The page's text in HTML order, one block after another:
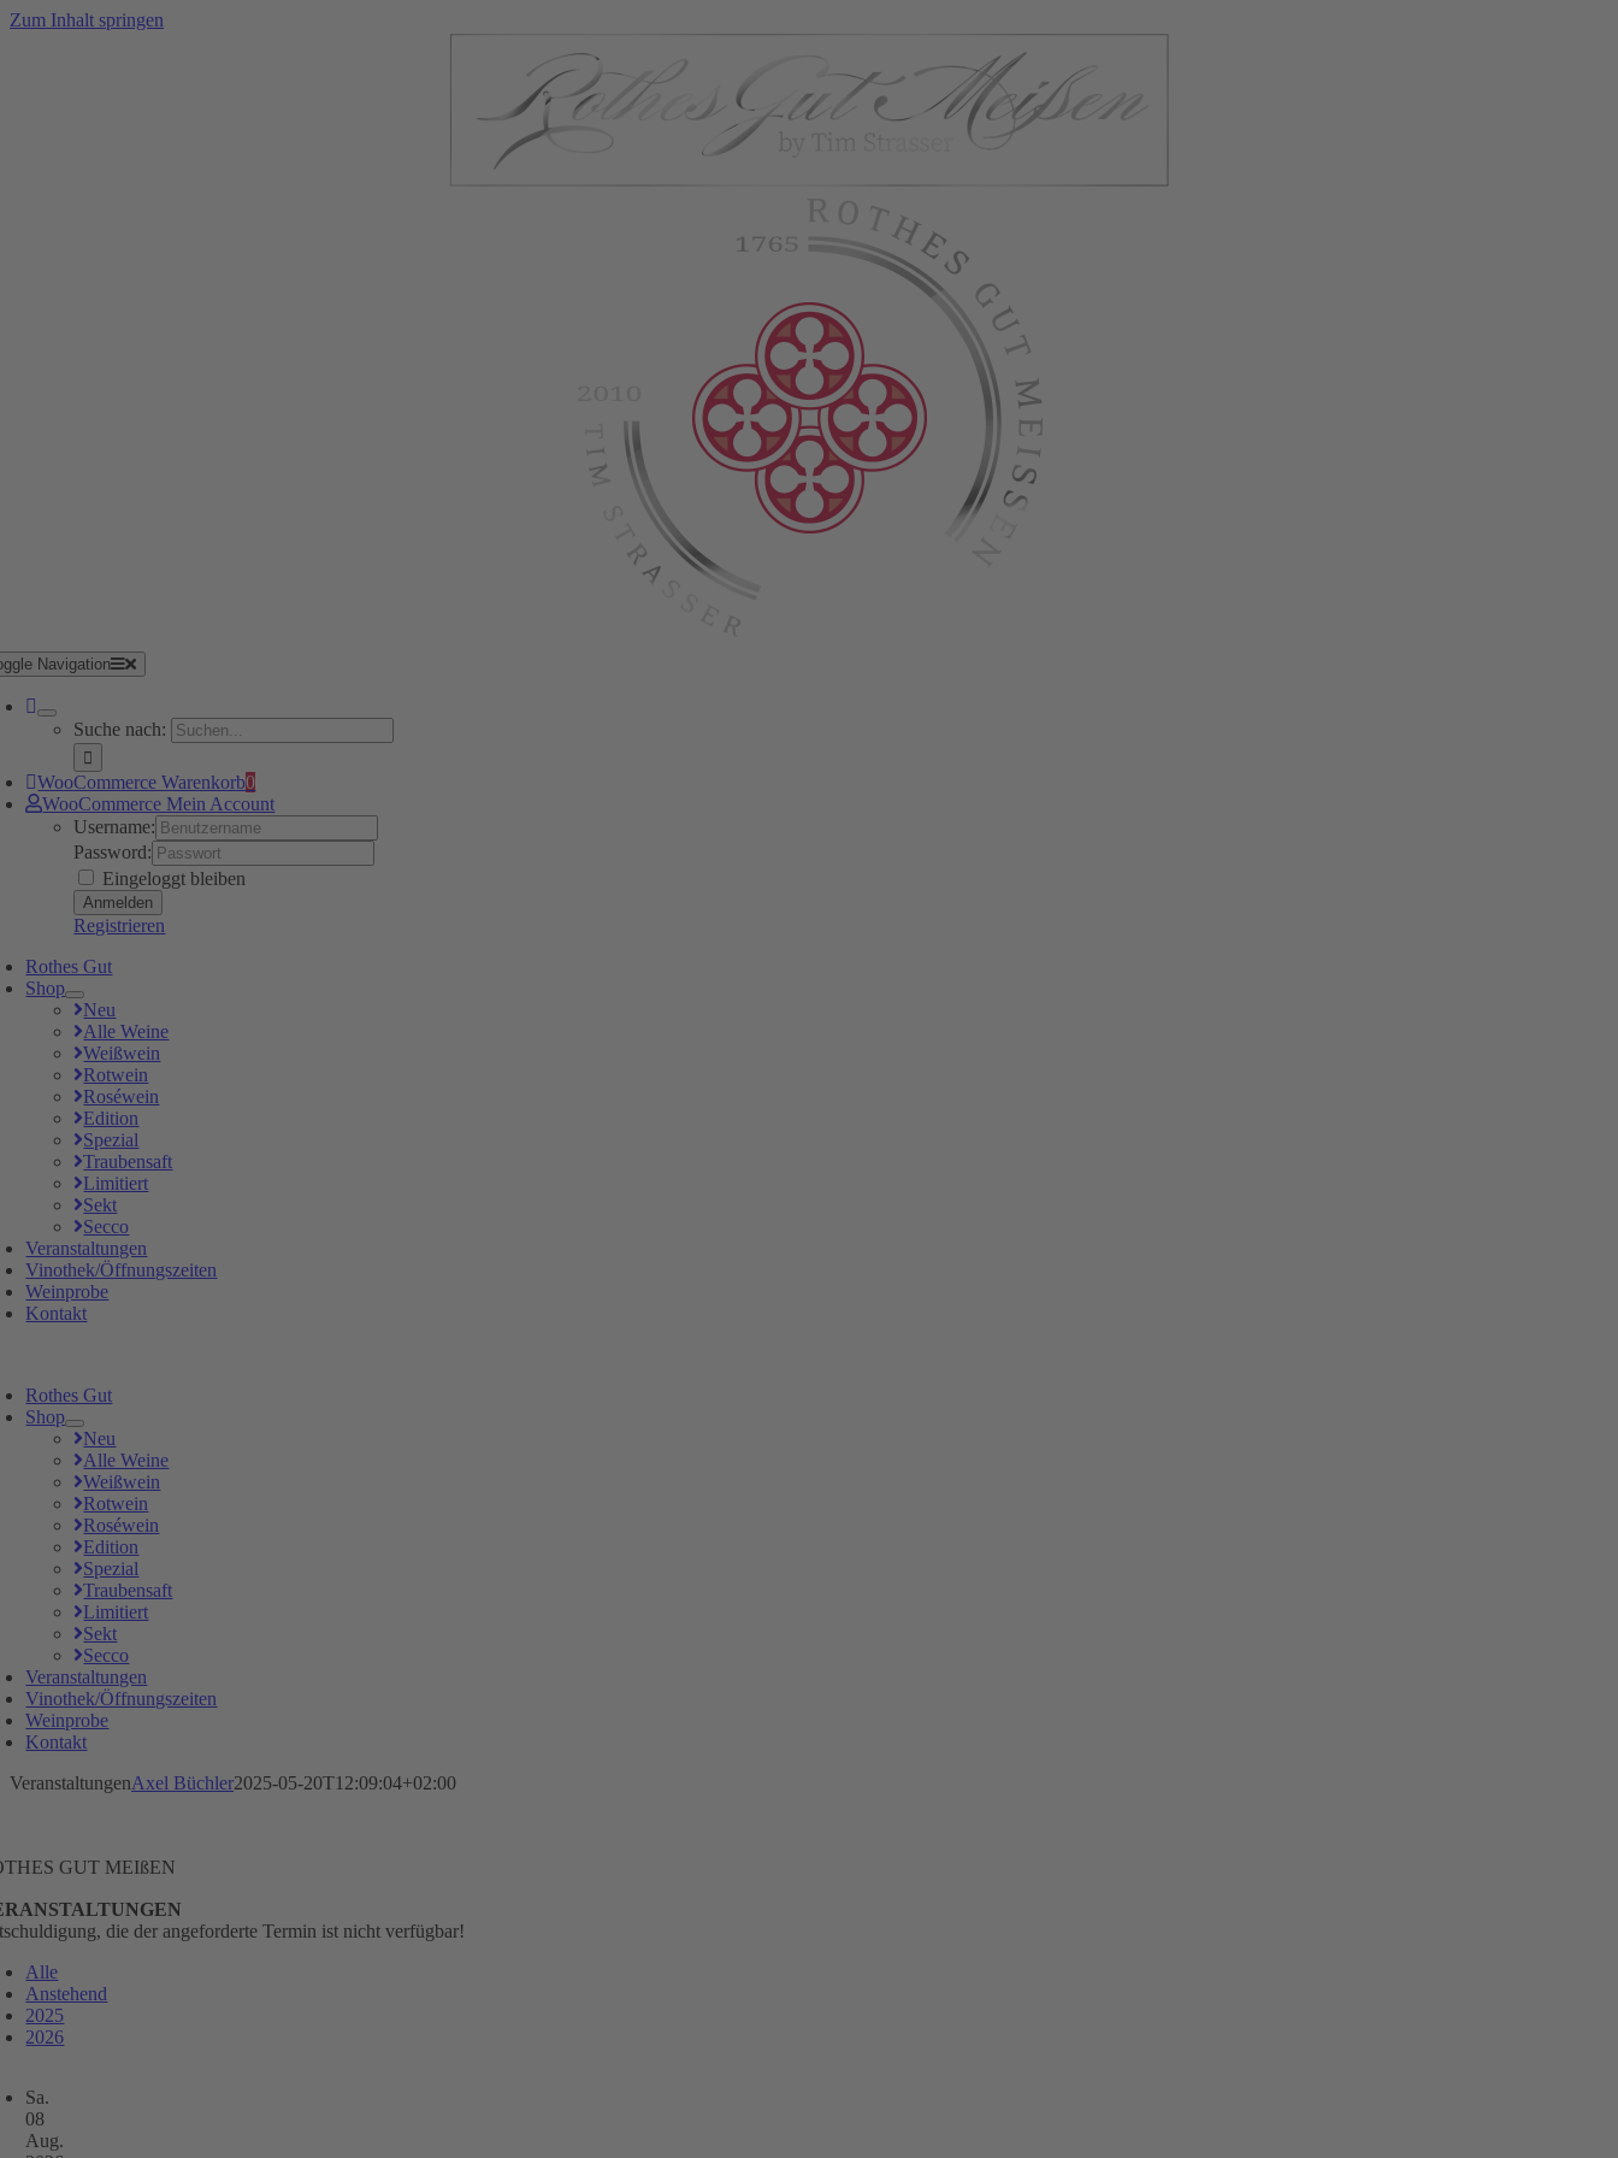
Zum Inhalt springen
Navigation
Suche nach:
WooCommerce Warenkorb0
WooCommerce Mein Account
Username:
Password:
Eingeloggt bleiben
Registrieren
Rothes Gut
Shop
Neu
Alle Weine
Weißwein
Rotwein
Roséwein
Edition
Spezial
Traubensaft
Limitiert
Sekt
Secco
Veranstaltungen
Vinothek/Öffnungszeiten
Weinprobe
Kontakt
Rothes Gut
Shop
Neu
Alle Weine
Weißwein
Rotwein
Roséwein
Edition
Spezial
Traubensaft
Limitiert
Sekt
Secco
Veranstaltungen
Vinothek/Öffnungszeiten
Weinprobe
Kontakt
VeranstaltungenAxel Büchler2025-05-20T12:09:04+02:00
GUT MEIßEN
die der angeforderte Termin ist nicht verfügbar!
Alle
Anstehend
2025
2026
Sa.
08
Aug.